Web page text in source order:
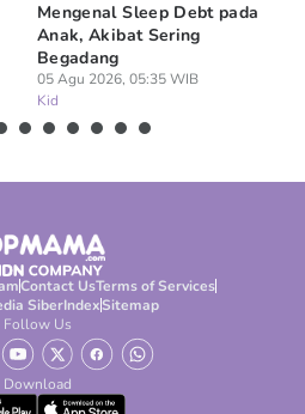
Mengenal Sleep Debt pada
Anak, Akibat Sering
Begadang
05 Agu 2026, 05:35 WIB
Kid
Contact UsTerms of Services
SiberIndexSitemap
Follow Us
Download